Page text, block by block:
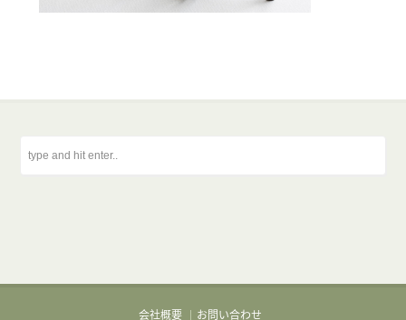
会社概要 お問い合わせ